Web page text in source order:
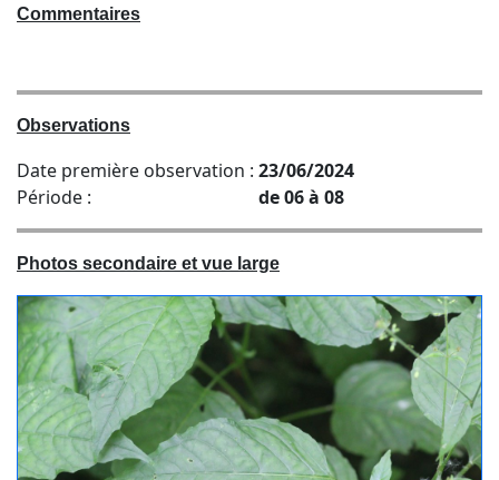
Commentaires
Observations
Date première observation : 23/06/2024
Période :
de 06 à 08
Photos secondaire et vue large